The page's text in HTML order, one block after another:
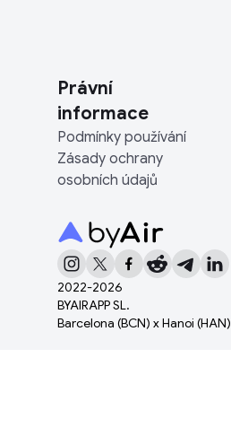
2022-2026
BYAIRAPP SL.
Barcelona (BCN) x Hanoi (HAN)
Právní
informace
Podmínky používání
Zásady ochrany
osobních údajů